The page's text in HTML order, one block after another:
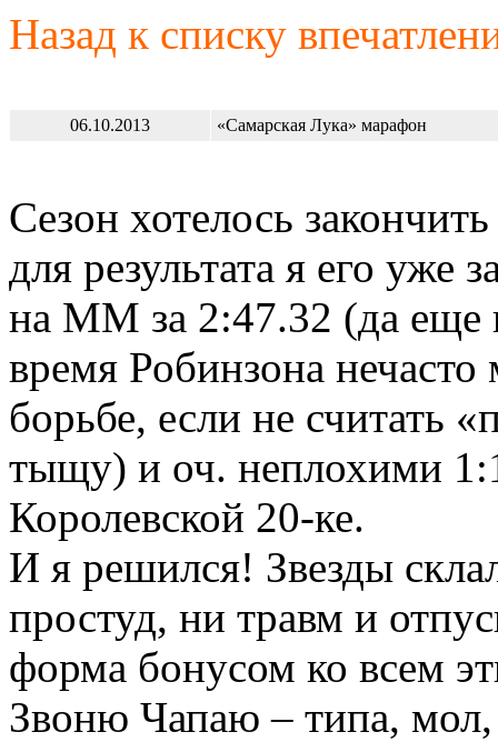
Назад к списку
06.10.2013 «Самарская Лука» марафон
Сезон хотелось
для результата я его
на ММ за 2:47.32 (да еще
время Робинзона нечасто
борьбе, если не считать
тыщу) и оч. неплохими
Королевской 20-ке.
И я решился! Звезды
простуд, ни травм и
форма бонусом ко всем
Звоню Чапаю – типа,